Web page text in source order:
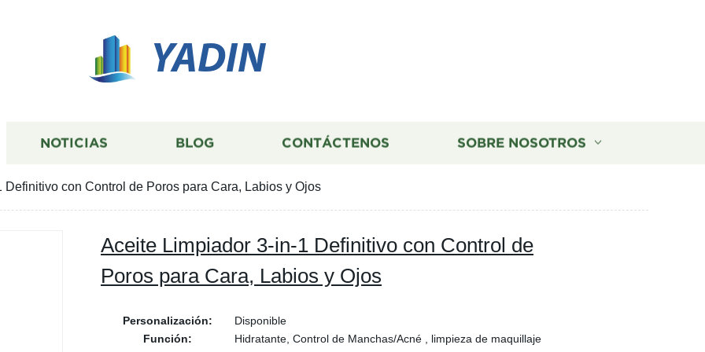
YADIN
NOTICIAS BLOG CONTÁCTENOS SOBRE NOSOTROS
Definitivo con Control de Poros para Cara, Labios y Ojos
Aceite Limpiador 3-in-1 Definitivo con Control de
Poros para Cara, Labios y Ojos
Personalización:
Disponible
Función:
Hidratante, Control de Manchas/Acné , limpieza de maquillaje